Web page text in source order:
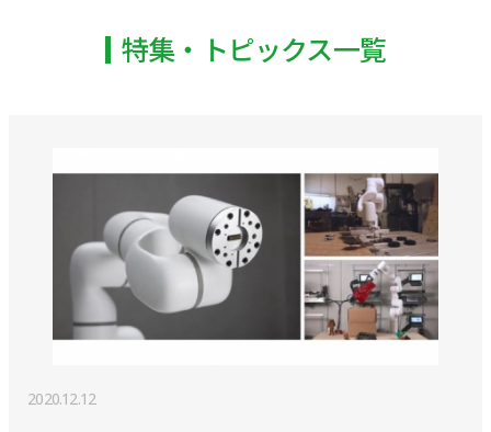
特集・トピックス一覧
2020.12.12